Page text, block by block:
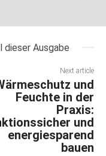
dieser Ausgabe
Next article
und
Feuchte in der
Praxis:
und
energiesparend
bauen